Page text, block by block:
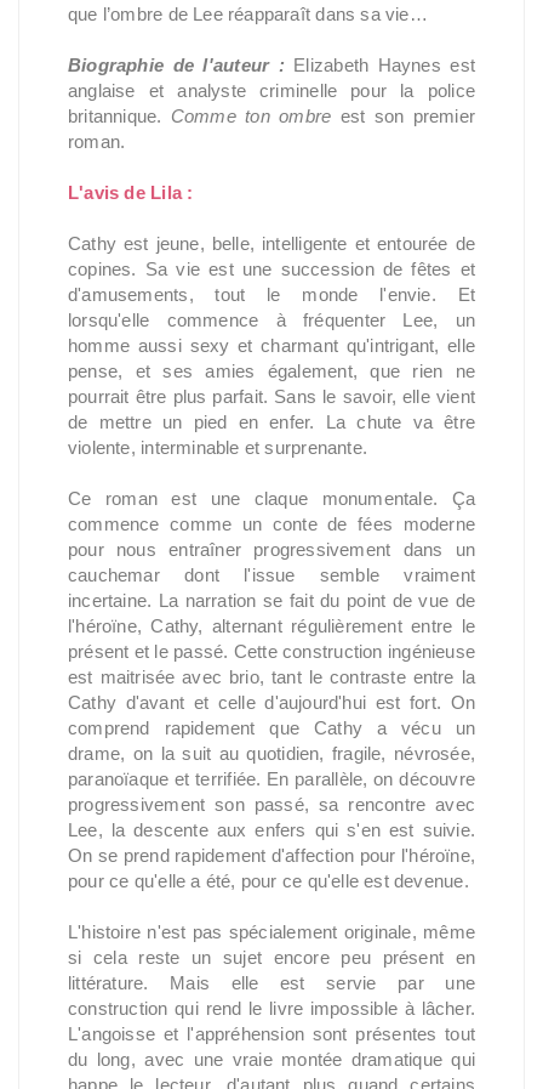
que l’ombre de Lee réapparaît dans sa vie…
Biographie de l'auteur : Elizabeth Haynes est
anglaise et analyste criminelle pour la police
britannique. Comme ton ombre est son premier
roman.
L'avis de Lila :
Cathy est jeune, belle, intelligente et entourée de
copines. Sa vie est une succession de fêtes et
d'amusements, tout le monde l'envie. Et
lorsqu'elle commence à fréquenter Lee, un
homme aussi sexy et charmant qu'intrigant, elle
pense, et ses amies également, que rien ne
pourrait être plus parfait. Sans le savoir, elle vient
de mettre un pied en enfer. La chute va être
violente, interminable et surprenante.
Ce roman est une claque monumentale. Ça
commence comme un conte de fées moderne
pour nous entraîner progressivement dans un
cauchemar dont l'issue semble vraiment
incertaine. La narration se fait du point de vue de
l'héroïne, Cathy, alternant régulièrement entre le
présent et le passé. Cette construction ingénieuse
est maitrisée avec brio, tant le contraste entre la
Cathy d'avant et celle d'aujourd'hui est fort. On
comprend rapidement que Cathy a vécu un
drame, on la suit au quotidien, fragile, névrosée,
paranoïaque et terrifiée. En parallèle, on découvre
progressivement son passé, sa rencontre avec
Lee, la descente aux enfers qui s'en est suivie.
On se prend rapidement d'affection pour l'héroïne,
pour ce qu'elle a été, pour ce qu'elle est devenue.
L'histoire n'est pas spécialement originale, même
si cela reste un sujet encore peu présent en
littérature. Mais elle est servie par une
construction qui rend le livre impossible à lâcher.
L'angoisse et l'appréhension sont présentes tout
du long, avec une vraie montée dramatique qui
happe le lecteur, d'autant plus quand certains